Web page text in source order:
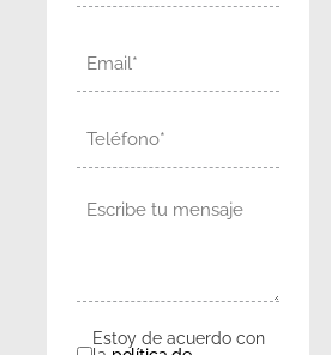
Consentimiento
Estoy de acuerdo con